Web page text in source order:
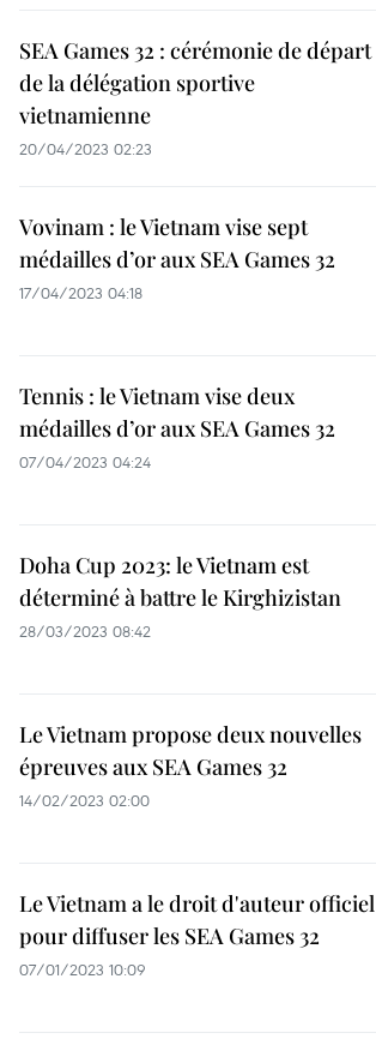
SEA Games 32 : cérémonie de départ
de la délégation sportive
vietnamienne
20/04/2023 02:23
Vovinam : le Vietnam vise sept
médailles d’or aux SEA Games 32
17/04/2023 04:18
Tennis : le Vietnam vise deux
médailles d’or aux SEA Games 32
07/04/2023 04:24
Doha Cup 2023: le Vietnam est
déterminé à battre le Kirghizistan
28/03/2023 08:42
Le Vietnam propose deux nouvelles
épreuves aux SEA Games 32
14/02/2023 02:00
Le Vietnam a le droit d'auteur officiel
pour diffuser les SEA Games 32
07/01/2023 10:09